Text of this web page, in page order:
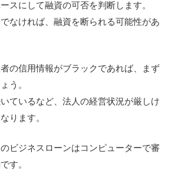
スにして融資の可否を判断します。
なければ、融資を断られる可能性があ
の信用情報がブラックであれば、まず
う。
ているなど、法人の経営状況が厳しけ
ります。
ビジネスローンはコンピューターで審
す。